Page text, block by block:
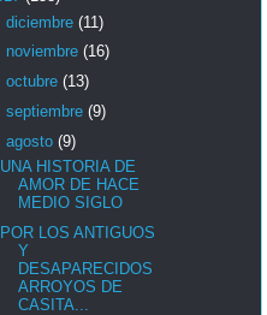
diciembre (11)
noviembre (16)
octubre (13)
septiembre (9)
agosto (9)
UNA HISTORIA DE
AMOR DE HACE
MEDIO SIGLO
POR LOS ANTIGUOS
Y
DESAPARECIDOS
ARROYOS DE
CASITA...